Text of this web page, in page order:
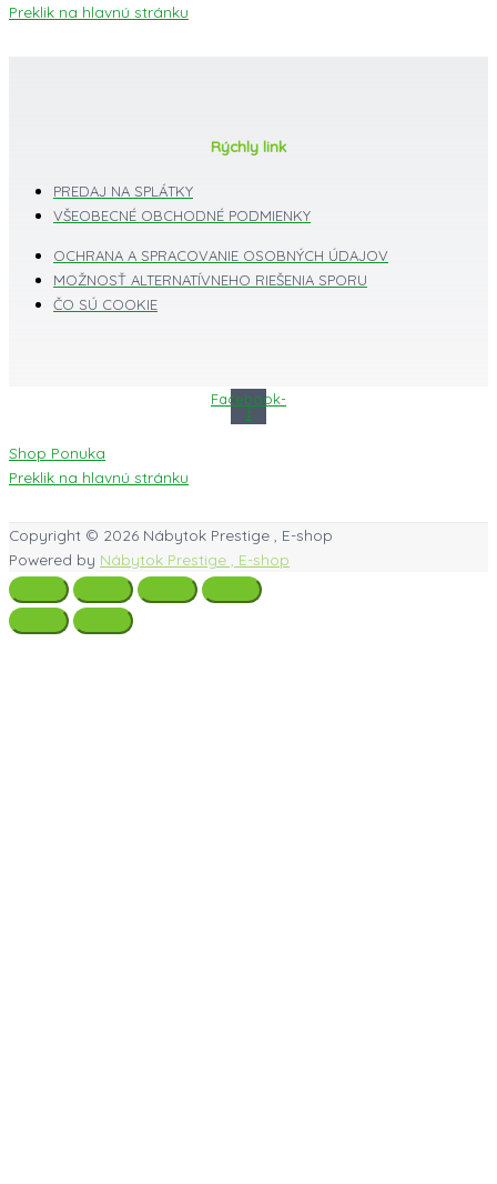
Preklik na hlavnú stránku
Rýchly link
PREDAJ NA SPLÁTKY
VŠEOBECNÉ OBCHODNÉ PODMIENKY
OCHRANA A SPRACOVANIE OSOBNÝCH ÚDAJOV
MOŽNOSŤ ALTERNATÍVNEHO RIEŠENIA SPORU
ČO SÚ COOKIE
Facebook-
f
Shop Ponuka
Preklik na hlavnú stránku
Copyright © 2026 Nábytok Prestige , E-shop
Powered by Nábytok Prestige , E-shop